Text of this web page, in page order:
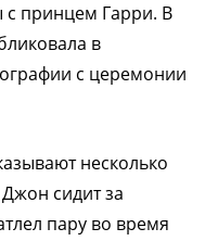
принцем Гарри. В
в
с церемонии
несколько
сидит за
пару во время